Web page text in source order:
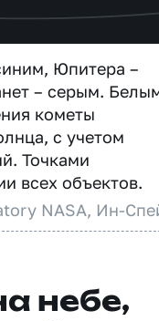
Юпитера –
– серым.
кометы
с учетом
Точками
всех объектов.
NASA, Ин-
небе,